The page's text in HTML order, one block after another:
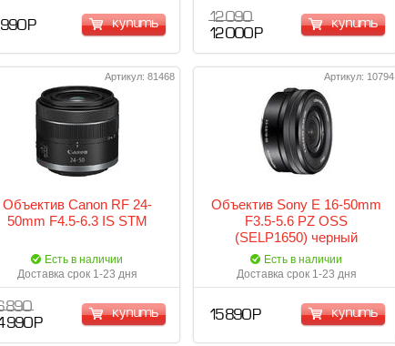
Р купить
12 090
12 000 Р
купить
Артикул: 81468
Объектив Canon RF 24-
50mm F4.5-6.3 IS STM
Есть в наличии
Доставка срок 1-23 дня
890
990 Р
купить
Артикул: 10794
Объектив Sony E 16-50mm
F3.5-5.6 PZ OSS
(SELP1650) черный
Есть в наличии
Доставка срок 1-23 дня
15 890 Р купить